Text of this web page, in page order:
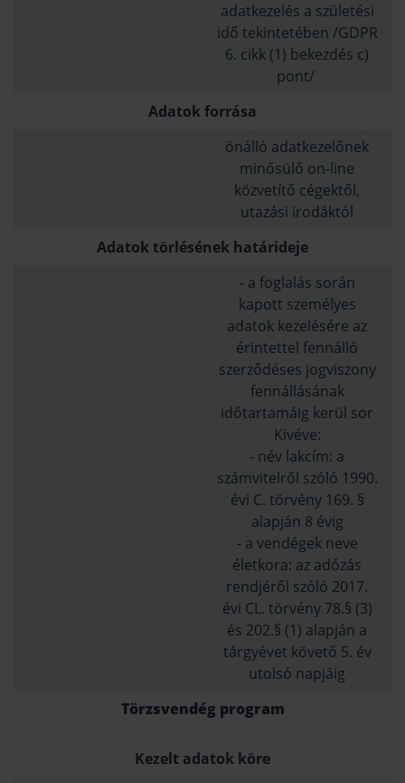
adatkezelés a születési
idő tekintetében /GDPR
6. cikk (1) bekezdés c)
pont/
Adatok forrása
önálló adatkezelőnek
minősülő on-line
közvetítő cégektől,
utazási irodáktól
Adatok törlésének határideje
- a foglalás során
kapott személyes
adatok kezelésére az
érintettel fennálló
szerződéses jogviszony
fennállásának
időtartamáig kerül sor
Kivéve:
- név lakcím: a
számvitelről szóló 1990.
évi C. törvény 169. §
alapján 8 évig
- a vendégek neve
életkora: az adózás
rendjéről szóló 2017.
évi CL. törvény 78.§ (3)
és 202.§ (1) alapján a
tárgyévet követő 5. év
utolsó napjáig
Törzsvendég program
Kezelt adatok köre